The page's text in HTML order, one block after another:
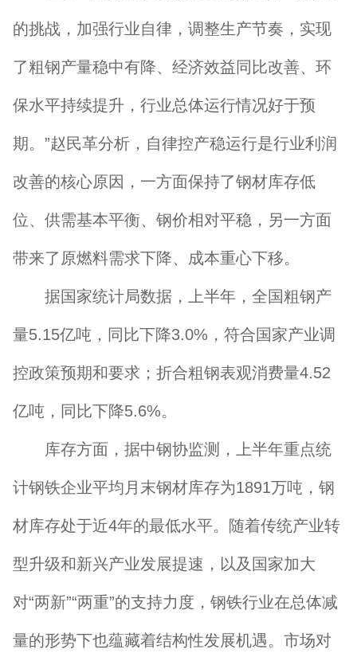
的挑战，加强行业自律，调整生产节奏，实现
了粗钢产量稳中有降、经济效益同比改善、环
保水平持续提升，行业总体运行情况好于预
期。”赵民革分析，自律控产稳运行是行业利润
改善的核心原因，一方面保持了钢材库存低
位、供需基本平衡、钢价相对平稳，另一方面
带来了原燃料需求下降、成本重心下移。
据国家统计局数据，上半年，全国粗钢产
量5.15亿吨，同比下降3.0%，符合国家产业调
控政策预期和要求；折合粗钢表观消费量4.52
亿吨，同比下降5.6%。
库存方面，据中钢协监测，上半年重点统
计钢铁企业平均月末钢材库存为1891万吨，钢
材库存处于近4年的最低水平。随着传统产业转
型升级和新兴产业发展提速，以及国家加大
对“两新”“两重”的支持力度，钢铁行业在总体减
量的形势下也蕴藏着结构性发展机遇。市场对